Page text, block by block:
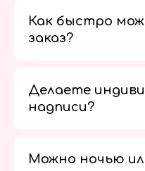
Как быстро
заказ?
Делаете
надписи?
Можно ночью